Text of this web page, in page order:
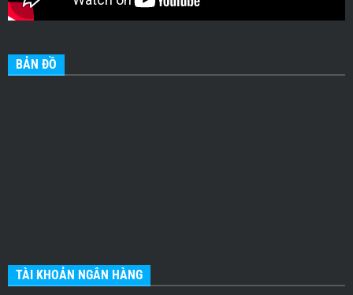
BẢN ĐỒ
TÀI KHOẢN NGÂN HÀNG